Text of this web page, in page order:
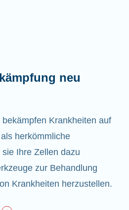
neu
Krankheiten auf
herkömmliche
Ihre Zellen dazu
zur Behandlung
Krankheiten herzustellen.